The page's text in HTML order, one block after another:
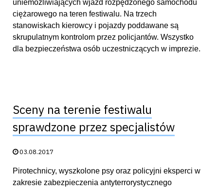
uniemożliwiających wjazd rozpędzonego samochodu
ciężarowego na teren festiwalu. Na trzech
stanowiskach kierowcy i pojazdy poddawane są
skrupulatnym kontrolom przez policjantów. Wszystko
dla bezpieczeństwa osób uczestniczących w imprezie.
Sceny na terenie festiwalu
sprawdzone przez specjalistów
Data publikacji:
03.08.2017
Pirotechnicy, wyszkolone psy oraz policyjni eksperci w
zakresie zabezpieczenia antyterrorystycznego